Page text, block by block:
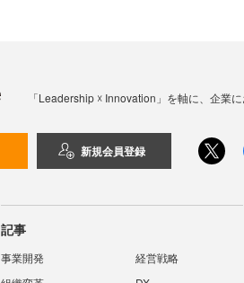
「Leadership ☓ Innovation」を軸に、企業
新規会員登録
記事
事業開発
経営戦略